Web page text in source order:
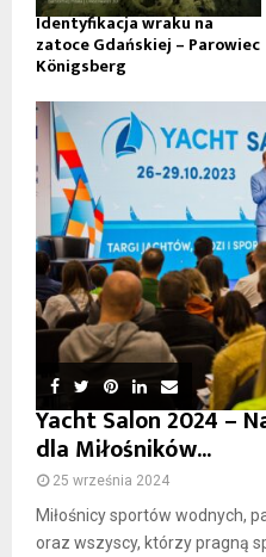
Identyfikacja wraku na
zatoce Gdańskiej – Parowiec
Königsberg
Yacht Salon 2024 –
dla Miłośników...
25 września 2024
Miłośnicy sportów wodnych,
oraz wszyscy, którzy pragną